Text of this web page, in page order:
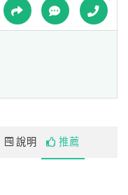
雲彩，擴大空間的延
築具備有輕透、休
，經建築體驗讓人紓
說明 推薦